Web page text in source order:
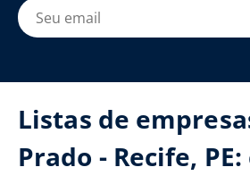
Listas de
Prado - Recife,